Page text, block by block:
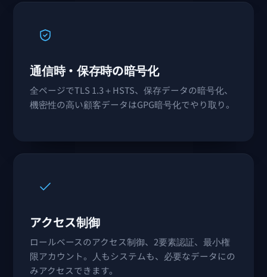
通信時・保存時の暗号化
全ページでTLS 1.3＋HSTS、保存データの暗号化、
機密性の高い顧客データはGPG暗号化でやり取り。
アクセス制御
ロールベースのアクセス制御、2要素認証、最小権
限アカウント。人もシステムも、必要なデータにの
みアクセスできます。